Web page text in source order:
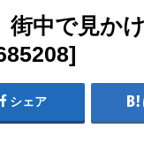
街中で見か
シェア